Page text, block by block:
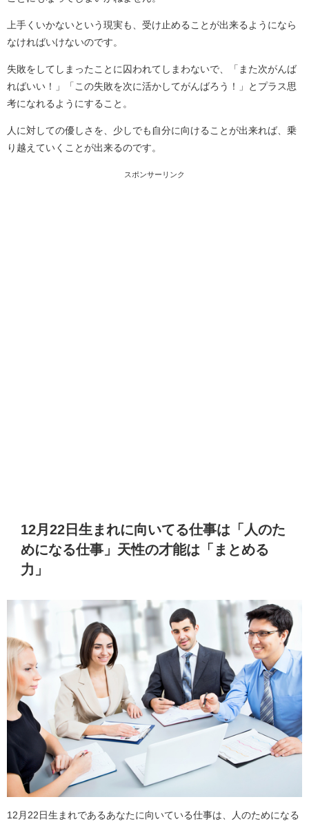
上手くいかないという現実も、受け止めることが出来るようになら
なければいけないのです。
失敗をしてしまったことに囚われてしまわないで、「また次がんば
ればいい！」「この失敗を次に活かしてがんばろう！」とプラス思
考になれるようにすること。
人に対しての優しさを、少しでも自分に向けることが出来れば、乗
り越えていくことが出来るのです。
スポンサーリンク
12月22日生まれに向いてる仕事は「人のた
めになる仕事」天性の才能は「まとめる
力」
12月22日生まれであるあなたに向いている仕事は、人のためになる